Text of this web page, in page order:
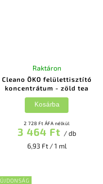
Cleano ÖKO felülettisztító
koncentrátum - zöld tea
Raktáron
2 728 Ft ÁFA nélkül
3 464 Ft / db
6,93 Ft / 1 ml
Kosárba
ÚJDONSÁG